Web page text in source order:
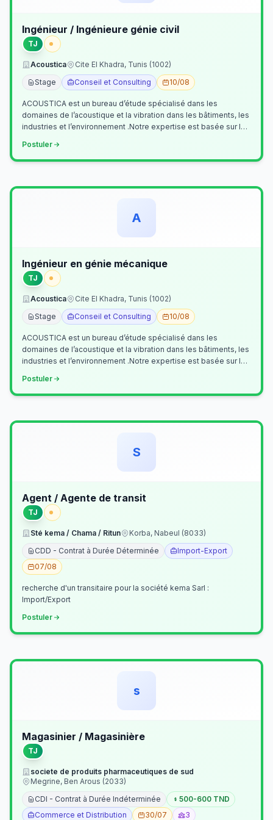
Ingénieur / Ingénieure génie civil
TJ
Acoustica
Cite El Khadra, Tunis (1002)
Stage
Conseil et Consulting 10/08
ACOUSTICA est un bureau d’étude spécialisé dans les
domaines de l’acoustique et la vibration dans les bâtiments, les
industries et l’environnement .Notre expertise est basée sur le
Postuler
A
Ingénieur en génie mécanique
TJ
Acoustica
Cite El Khadra, Tunis (1002)
Stage
Conseil et Consulting 10/08
ACOUSTICA est un bureau d’étude spécialisé dans les
domaines de l’acoustique et la vibration dans les bâtiments, les
industries et l’environnement .Notre expertise est basée sur le
Postuler
S
Agent / Agente de transit
TJ
Sté kema / Chama / Ritun
Korba, Nabeul (8033)
CDD - Contrat à Durée Déterminée
Import-Export
07/08
recherche d'un transitaire pour la société kema Sarl :
Import/Export
Postuler
s
Magasinier / Magasinière
TJ
societe de produits pharmaceutiques de sud
Megrine, Ben Arous (2033)
CDI - Contrat à Durée Indéterminée
500-600 TND
Commerce et Distribution
30/07 3